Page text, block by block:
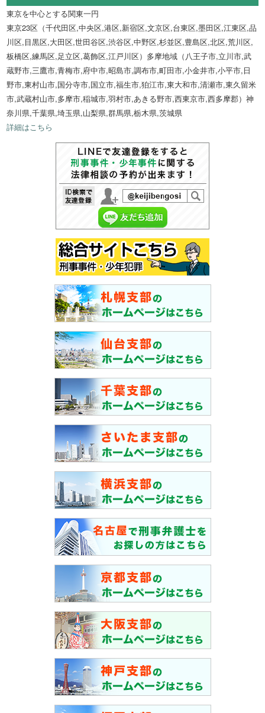
東京を中心とする関東一円
東京23区（千代田区,中央区,港区,新宿区,文京区,台東区,墨田区,江東区,品
川区,目黒区,大田区,世田谷区,渋谷区,中野区,杉並区,豊島区,北区,荒川区,
板橋区,練馬区,足立区,葛飾区,江戸川区）多摩地域（八王子市,立川市,武
蔵野市,三鷹市,青梅市,府中市,昭島市,調布市,町田市,小金井市,小平市,日
野市,東村山市,国分寺市,国立市,福生市,狛江市,東大和市,清瀬市,東久留米
市,武蔵村山市,多摩市,稲城市,羽村市,あきる野市,西東京市,西多摩郡）神
奈川県,千葉県,埼玉県,山梨県,群馬県,栃木県,茨城県
詳細はこちら